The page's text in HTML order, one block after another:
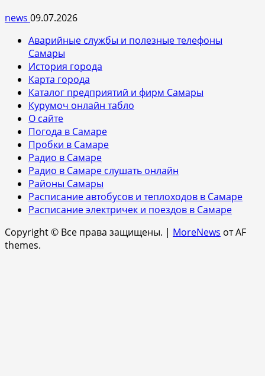
news 09.07.2026
Аварийные службы и полезные телефоны
Самары
История города
Карта города
Каталог предприятий и фирм Самары
Курумоч онлайн табло
О сайте
Погода в Самаре
Пробки в Самаре
Радио в Самаре
Радио в Самаре слушать онлайн
Районы Самары
Расписание автобусов и теплоходов в Самаре
Расписание электричек и поездов в Самаре
Copyright © Все права защищены. | MoreNews от AF
themes.